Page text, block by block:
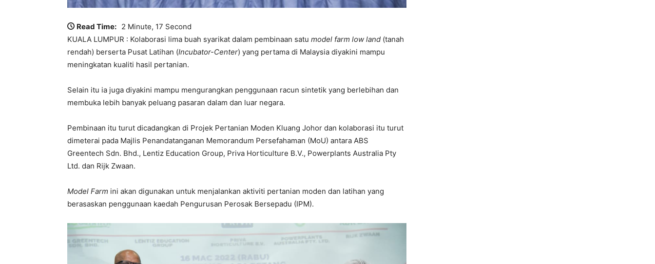
Read Time: 2 Minute, 17 Second
KUALA LUMPUR : Kolaborasi lima buah syarikat dalam pembinaan satu model farm low land (tanah
rendah) berserta Pusat Latihan (Incubator-Center) yang pertama di Malaysia diyakini mampu
meningkatan kualiti hasil pertanian.
Selain itu ia juga diyakini mampu mengurangkan penggunaan racun sintetik yang berlebihan dan
membuka lebih banyak peluang pasaran dalam dan luar negara.
Pembinaan itu turut dicadangkan di Projek Pertanian Moden Kluang Johor dan kolaborasi itu turut
dimeterai pada Majlis Penandatanganan Memorandum Persefahaman (MoU) antara ABS
Greentech Sdn. Bhd., Lentiz Education Group, Priva Horticulture B.V., Powerplants Australia Pty
Ltd. dan Rijk Zwaan.
Model Farm ini akan digunakan untuk menjalankan aktiviti pertanian moden dan latihan yang
berasaskan penggunaan kaedah Pengurusan Perosak Bersepadu (IPM).